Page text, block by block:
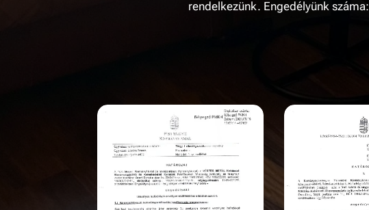
rendelkezünk. Engedélyünk száma: